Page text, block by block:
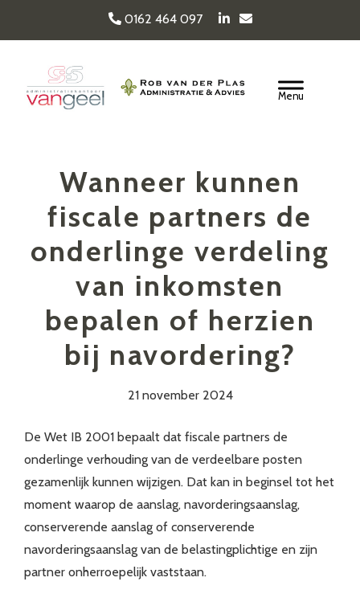
hoofd
inhoud
0162 464 097
Van Geel & van der
Header
Wanneer kunnen
fiscale partners de
onderlinge verdeling
van inkomsten
bepalen of herzien
bij navordering?
21 november 2024
De Wet IB 2001 bepaalt dat fiscale partners de
onderlinge verhouding van de verdeelbare posten
gezamenlijk kunnen wijzigen. Dat kan in beginsel tot het
moment waarop de aanslag, navorderingsaanslag,
conserverende aanslag of conserverende
navorderingsaanslag van de belastingplichtige en zijn
partner onherroepelijk vaststaan.